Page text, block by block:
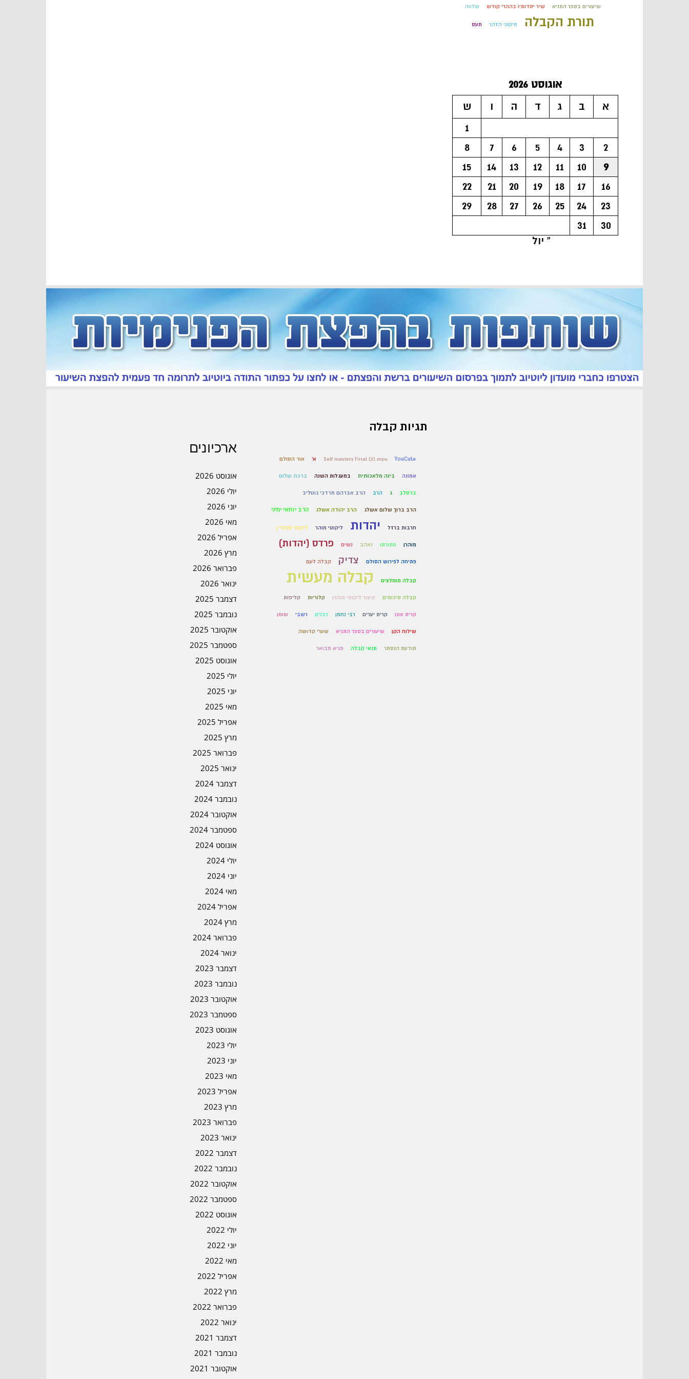
שיעורים בספר התניא שיר יסדותיו בההרי קודש שלווה
תורת הקבלה תיקוני הזהר תעס
אוגוסט 2026
א
ב ג ד ה ו
ש
1
2
3
4
5
6
7
8
9
10
11
12
13
14
15
16
17
18
19
20
21
22
23
24
25
26
27
28
29
30
31
« יול
ארכיונים
אוגוסט 2026
יולי 2026
יוני 2026
מאי 2026
אפריל 2026
מרץ 2026
פברואר 2026
ינואר 2026
דצמבר 2025
נובמבר 2025
אוקטובר 2025
ספטמבר 2025
אוגוסט 2025
יולי 2025
יוני 2025
מאי 2025
אפריל 2025
מרץ 2025
פברואר 2025
ינואר 2025
דצמבר 2024
נובמבר 2024
אוקטובר 2024
ספטמבר 2024
אוגוסט 2024
יולי 2024
יוני 2024
מאי 2024
אפריל 2024
מרץ 2024
פברואר 2024
ינואר 2024
דצמבר 2023
נובמבר 2023
אוקטובר 2023
ספטמבר 2023
אוגוסט 2023
יולי 2023
יוני 2023
מאי 2023
אפריל 2023
מרץ 2023
פברואר 2023
ינואר 2023
דצמבר 2022
נובמבר 2022
אוקטובר 2022
ספטמבר 2022
אוגוסט 2022
יולי 2022
יוני 2022
מאי 2022
אפריל 2022
מרץ 2022
פברואר 2022
ינואר 2022
דצמבר 2021
נובמבר 2021
אוקטובר 2021
תגיות קבלה
#YouCut
Self mastery Final (2).mp4 א' אור הסולם
אמונה בינה מלאכותית במעגלות השנה ברכת שלום
ברסלב ג הרב הרב אברהם מרדכי גוטליב
הרב ברוך שלום אשלג הרב יהודה אשלג הרב יוחאי ימיני
חרבות ברזל יהדות ליקוטי מוהר ליקוטי מוהר״ן
מוהרן מתורתו נאהב נשים פרדס (יהדות)
פתיחה לפירוש הסולם צדיק קבלה לעם
קבלה מומלצים קבלה מעשית
קבלה סיכומים קיצור ליקוטי מוהרן קלוריות קליפות
קרית אונו קרית יערים רבי נחמן רבנים רשבי שומן
שילוח הקן שיעורים בספר התניא שערי קדושה
תודעת הנסתר תנאי קבלה תניא מבואר